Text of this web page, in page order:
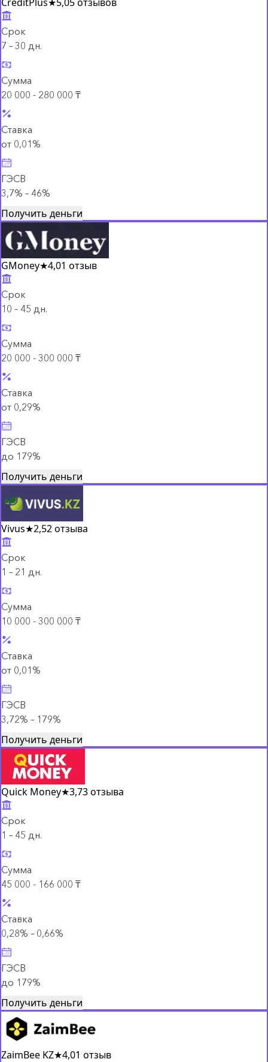
Срок
7 – 30 дн.
Сумма
20 000 - 280 000 ₸
Ставка
от 0,01%
ГЭСВ
3,7% – 46%
Получить деньги
GMoney★4,01 отзыв
Срок
10 – 45 дн.
Сумма
20 000 - 300 000 ₸
Ставка
от 0,29%
ГЭСВ
до 179%
Получить деньги
Vivus★2,52 отзыва
Срок
1 – 21 дн.
Сумма
10 000 - 300 000 ₸
Ставка
от 0,01%
ГЭСВ
3,72% – 179%
Получить деньги
Quick Money★3,73 отзыва
Срок
1 – 45 дн.
Сумма
45 000 - 166 000 ₸
Ставка
0,28% – 0,66%
ГЭСВ
до 179%
Получить деньги
ZaimBee KZ★4,01 отзыв